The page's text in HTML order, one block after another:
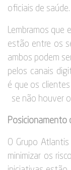
oficiais de saúde.
Lembramos
estão entre os
ambos podem
pelos canais
é que os
se não houver
Posicionamento
O Grupo
minimizar os